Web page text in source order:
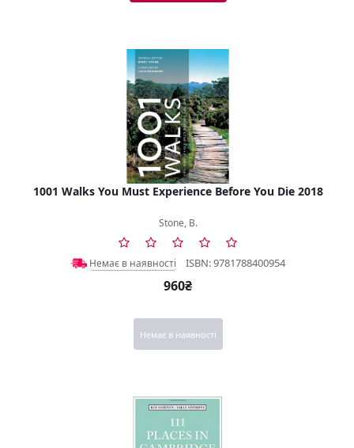
1001 Walks You Must Experience Before You Die 2018
Stone, B.
Немає в наявності ISBN: 9781788400954
960₴
Немає в наявності